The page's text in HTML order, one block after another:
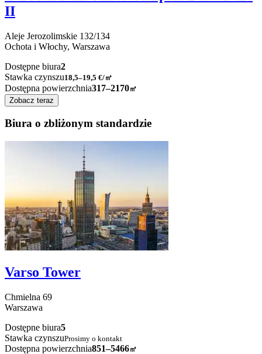
II
Aleje Jerozolimskie 132/134
Ochota i Włochy, Warszawa
Dostępne biura2
Stawka czynszu18,5–19,5 €/㎡
Dostępna powierzchnia317–2170㎡
Zobacz teraz
Biura o zbliżonym standardzie
Varso Tower
Chmielna 69
Warszawa
Dostępne biura5
Stawka czynszuProsimy o kontakt
Dostępna powierzchnia851–5466㎡